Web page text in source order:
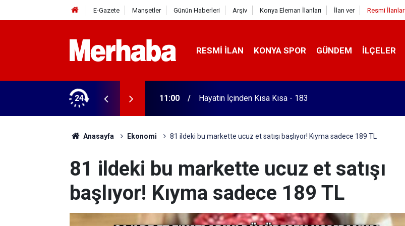
E-Gazete Manşetler Günün Haberleri Arşiv Konya Eleman İlanları İlan ver Resmi İlanlar
RESMI İLAN KONYA SPOR GÜNDEM İLÇELER
24 10:40 Konya'da bakımı yapılmayan asansörler mühürlendi
Anasayfa Ekonomi 81 ildeki bu markette ucuz et satışı başlıyor! Kıyma sadece 189 TL
81 ildeki bu markette ucuz et satışı
başlıyor! Kıyma sadece 189 TL